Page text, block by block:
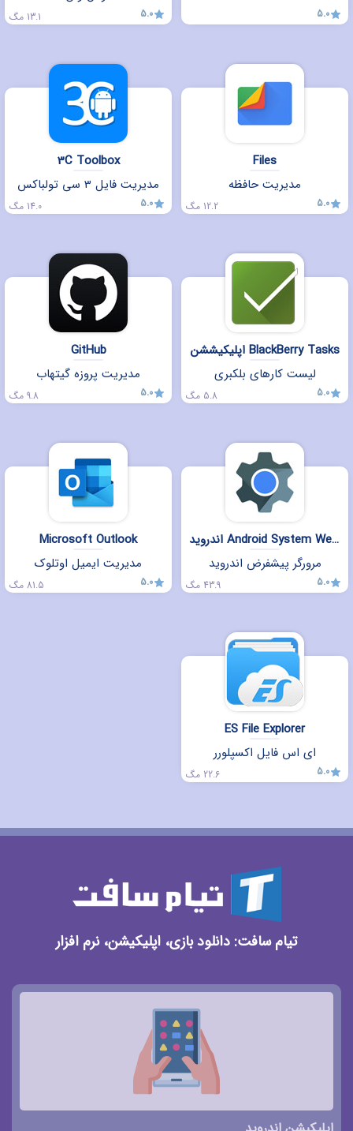
5.0
5.0 13.1 مگ
Files
مدیریت حافظه
5.0 12.2 مگ
3C Toolbox
مدیریت فایل 3 سی تولباکس
5.0 14.0 مگ
اپلیکیششن BlackBerry Tasks
لیست کارهای بلکبری
5.0 5.8 مگ
GitHub
مدیریت پروزه گیتهاب
5.0 9.8 مگ
اندروید Android System WebView
مرورگر پیشفرض اندروید
5.0 43.9 مگ
Microsoft Outlook
مدیریت ایمیل اوتلوک
5.0 81.5 مگ
ES File Explorer
ای اس فایل اکسپلورر
5.0 22.6 مگ
تیام سافت: دانلود بازی، اپلیکیشن، نرم افزار